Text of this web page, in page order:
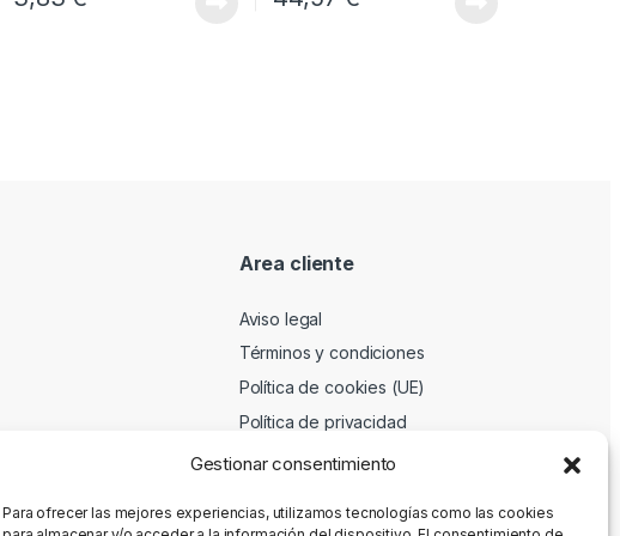
Gestionar consentimiento
Para ofrecer las mejores experiencias, utilizamos tecnologías como las cookies
Area cliente
Aviso legal
Términos y condiciones
Política de cookies (UE)
Política de privacidad